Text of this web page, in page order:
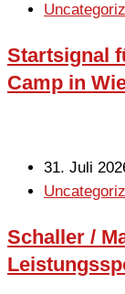
Startsignal
Camp in
31. Juli
Schaller /